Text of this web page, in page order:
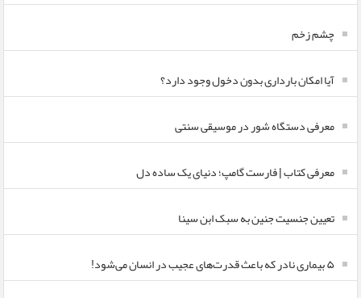
چشم زخم
آیا امکان بارداری بدون دخول وجود دارد؟
معرفی دستگاه شور در موسیقی سنتی
معرفی کتاب | فارست گامپ؛ دنیای یک ساده دل
تعیین جنسیت جنین به سبک ابن سینا
۵ بیماری نادر که باعث قدرت‌های عجیب در انسان می‌شود!